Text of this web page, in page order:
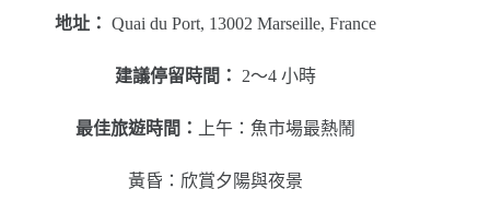
地址： Quai du Port, 13002 Marseille, France
建議停留時間： 2～4 小時
最佳旅遊時間： 上午：魚市場最熱鬧
黃昏：欣賞夕陽與夜景